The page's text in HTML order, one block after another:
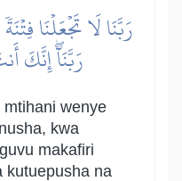
رَبَّنَا لَا تَجۡعَلۡنَا
رَبَّنَآۖ إِنَّكَ
wenye
kwa
makafiri
kutuepusha na